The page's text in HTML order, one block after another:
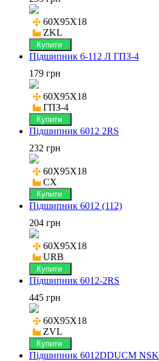
60X95X18
ZKL
Купити
Підшипник 6-112 Л ГПЗ-4
179 грн
60X95X18
ГПЗ-4
Купити
Підшипник 6012 2RS
232 грн
60X95X18
CX
Купити
Підшипник 6012 (112)
204 грн
60X95X18
URB
Купити
Підшипник 6012-2RS
445 грн
60X95X18
ZVL
Купити
Підшипник 6012DDUCM NSK